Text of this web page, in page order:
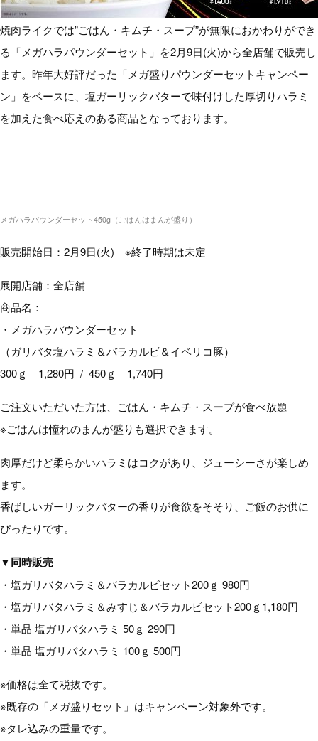
焼肉ライクでは”ごはん・キムチ・スープ”が無限におかわりができ
る「メガハラパウンダーセット」を2月9日(火)から全店舗で販売し
ます。昨年大好評だった「メガ盛りパウンダーセットキャンペー
ン」をベースに、塩ガーリックバターで味付けした厚切りハラミ
を加えた食べ応えのある商品となっております。
メガハラパウンダーセット450g（ごはんはまんが盛り）
販売開始日：2月9日(火) ※終了時期は未定
展開店舗：全店舗
商品名：
・メガハラパウンダーセット
（ガリバタ塩ハラミ＆バラカルビ＆イベリコ豚）
300ｇ 1,280円 / 450ｇ 1,740円
ご注文いただいた方は、ごはん・キムチ・スープが食べ放題
※ごはんは憧れのまんが盛りも選択できます。
肉厚だけど柔らかいハラミはコクがあり、ジューシーさが楽しめ
ます。
香ばしいガーリックバターの香りが食欲をそそり、ご飯のお供に
ぴったりです。
▼同時販売
・塩ガリバタハラミ＆バラカルビセット200ｇ 980円
・塩ガリバタハラミ＆みすじ＆バラカルビセット200ｇ1,180円
・単品 塩ガリバタハラミ 50ｇ 290円
・単品 塩ガリバタハラミ 100ｇ 500円
※価格は全て税抜です。
※既存の「メガ盛りセット」はキャンペーン対象外です。
※タレ込みの重量です。